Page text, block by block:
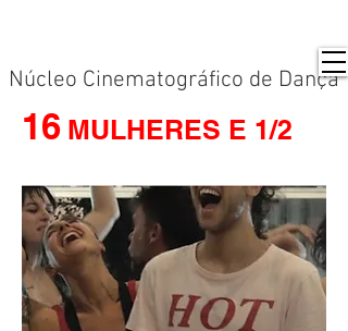
Núcleo Cinematográfico de Dança
16 MULHERES E 1/2